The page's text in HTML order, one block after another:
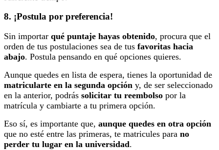
8. ¡Postula por preferencia!
Sin importar qué puntaje hayas obtenido, procura que el
orden de tus postulaciones sea de tus favoritas hacia
abajo. Postula pensando en qué opciones quieres.
Aunque quedes en lista de espera, tienes la oportunidad de
matricularte en la segunda opción y, de ser seleccionado
en la anterior, podrás solicitar tu reembolso por la
matrícula y cambiarte a tu primera opción.
Eso sí, es importante que, aunque quedes en otra opción
que no esté entre las primeras, te matricules para no
perder tu lugar en la universidad.